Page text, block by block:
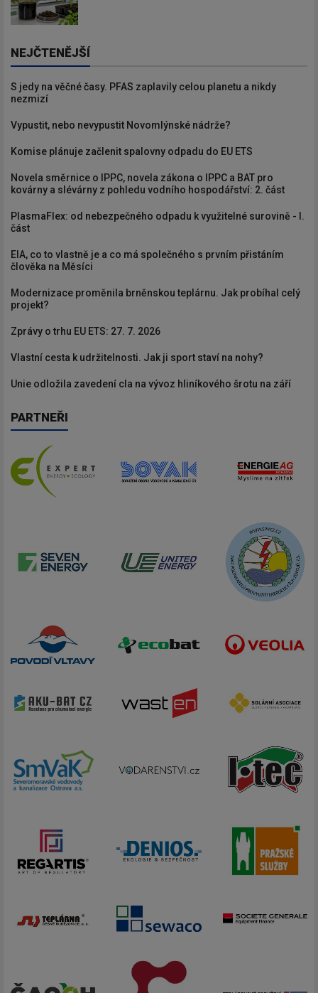
NEJČTENĚJŠÍ
S jedy na věčné časy. PFAS zaplavily celou planetu a nikdy
nezmizí
Vypustit, nebo nevypustit Novomlýnské nádrže?
Komise plánuje začlenit spalovny odpadu do EU ETS
Novela směrnice o IPPC, novela zákona o IPPC a BAT pro
kovárny a slévárny z pohledu vodního hospodářství: 2. část
PlasmaFlex: od nebezpečného odpadu k využitelné surovině - I.
část
EIA, co to vlastně je a co má společného s prvním přistáním
člověka na Měsíci
Modernizace proměnila brněnskou teplárnu. Jak probíhal celý
projekt?
Zprávy o trhu EU ETS: 27. 7. 2026
Vlastní cesta k udržitelnosti. Jak ji sport staví na nohy?
Unie odložila zavedení cla na vývoz hliníkového šrotu na září
PARTNEŘI